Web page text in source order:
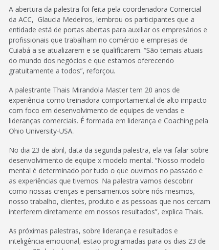
A abertura da palestra foi feita pela coordenadora Comercial
da ACC, Glaucia Medeiros, lembrou os participantes que a
entidade está de portas abertas para auxiliar os empresários e
profissionais que trabalham no comércio e empresas de
Cuiabá a se atualizarem e se qualificarem. “São temais atuais
do mundo dos negócios e que estamos oferecendo
gratuitamente a todos”, reforçou.
A palestrante Thais Mirandola Master tem 20 anos de
experiência como treinadora comportamental de alto impacto
com foco em desenvolvimento de equipes de vendas e
lideranças comerciais. É formada em liderança e Coaching pela
Ohio University-USA.
No dia 23 de abril, data da segunda palestra, ela vai falar sobre
desenvolvimento de equipe x modelo mental. “Nosso modelo
mental é determinado por tudo o que ouvimos no passado e
as experiências que tivemos. Na palestra vamos descobrir
como nossas crenças e pensamentos sobre nós mesmos,
nosso trabalho, clientes, produto e as pessoas que nos cercam
interferem diretamente em nossos resultados”, explica Thais.
As próximas palestras, sobre liderança e resultados e
inteligência emocional, estão programadas para os dias 23 de